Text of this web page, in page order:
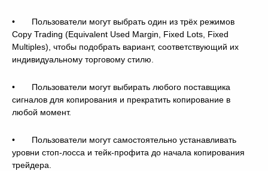
• Пользователи могут выбрать один из трёх режимов
Copy Trading (Equivalent Used Margin, Fixed Lots, Fixed
Multiples), чтобы подобрать вариант, соответствующий их
индивидуальному торговому стилю.
• Пользователи могут выбирать любого поставщика
сигналов для копирования и прекратить копирование в
любой момент.
• Пользователи могут самостоятельно устанавливать
уровни стоп-лосса и тейк-профита до начала копирования
трейдера.